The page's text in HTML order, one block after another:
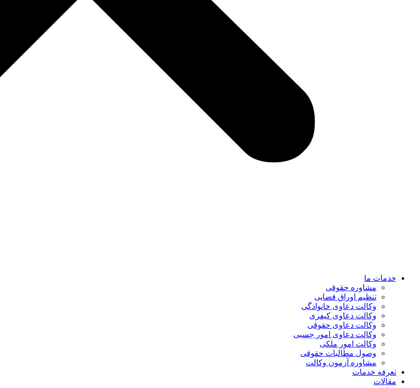
خدمات ما
مشاوره حقوقی
تنظیم اوراق قضایی
وکالت دعاوی خانوادگی
وکالت دعاوی کیفری
وکالت دعاوی حقوقی
وکالت دعاوی امور حِسبی
وکالت امور ملکی
وصول مطالبات حقوقی
مشاوره آزمون وکالت
تعرفه خدمات
مقالات